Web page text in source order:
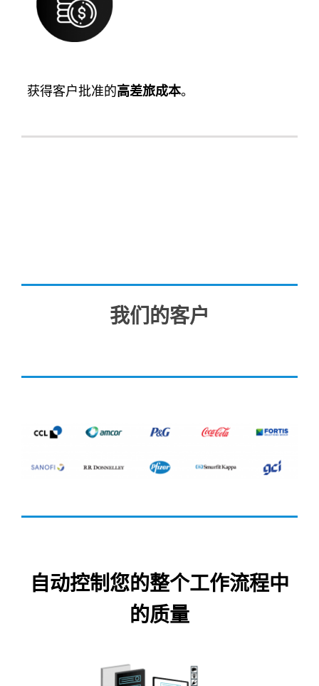
获得客户批准的高差旅成本。
我们的客户
自动控制您的整个工作流程中
的质量